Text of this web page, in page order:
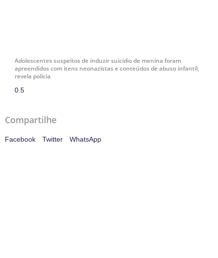
Adolescentes suspeitos de induzir suicídio de menina foram
apreendidos com itens neonazistas e conteúdos de abuso infantil,
revela polícia
Compartilhe
Facebook Twitter WhatsApp